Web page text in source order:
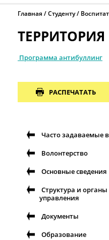
Главная Студенту
Программа антибуллинг
РАСПЕЧАТАТЬ
Часто задаваемые
Волонтерство
Основные сведения
Структура и органы
управления
Документы
Образование